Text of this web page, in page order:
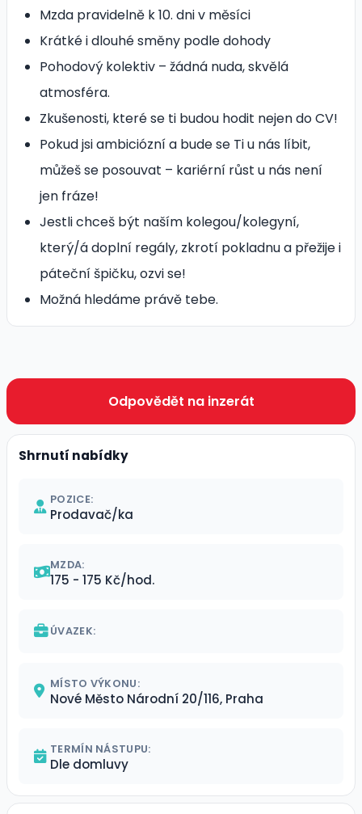
Mzda pravidelně k 10. dni v měsíci
Krátké i dlouhé směny podle dohody
Pohodový kolektiv – žádná nuda, skvělá
atmosféra.
Zkušenosti, které se ti budou hodit nejen do CV!
Pokud jsi ambiciózní a bude se Ti u nás líbit,
můžeš se posouvat – kariérní růst u nás není
jen fráze!
Jestli chceš být naším kolegou/kolegyní,
který/á doplní regály, zkrotí pokladnu a přežije i
páteční špičku, ozvi se!
Možná hledáme právě tebe.
Odpovědět na inzerát
Shrnutí nabídky
POZICE:
Prodavač/ka
MZDA:
175 - 175 Kč/hod.
ÚVAZEK:
MÍSTO VÝKONU:
Nové Město Národní 20/116, Praha
TERMÍN NÁSTUPU:
Dle domluvy